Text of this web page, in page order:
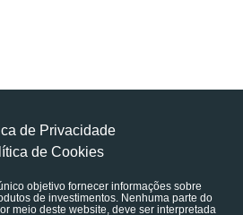
de Privacidade
de Cookies
objetivo fornecer informações sobre
de investimentos. Nenhuma parte do
meio deste website, deve ser interpretada